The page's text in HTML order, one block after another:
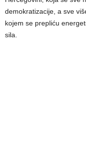
demokratizacije, a sve
kojem se prepliću
sila.